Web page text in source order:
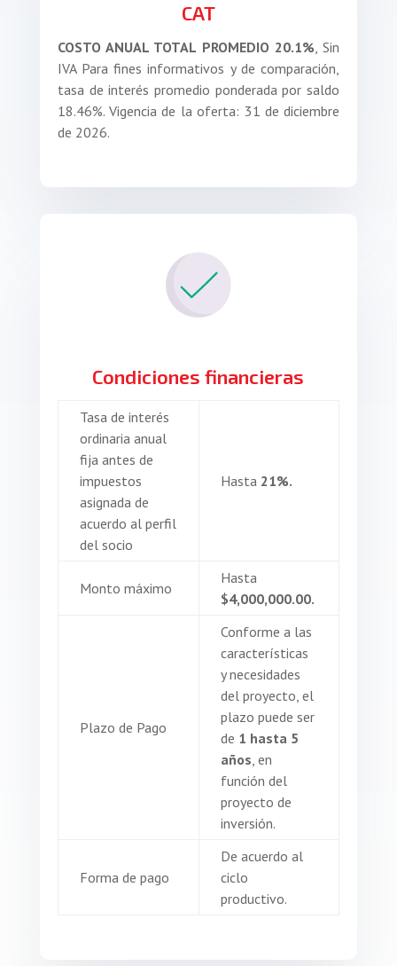
CAT
COSTO ANUAL TOTAL PROMEDIO 20.1%, Sin
IVA Para fines informativos y de comparación,
tasa de interés promedio ponderada por saldo
18.46%. Vigencia de la oferta: 31 de diciembre
de 2026.
Condiciones financieras
Tasa de interés
ordinaria anual
fija antes de
impuestos
asignada de
acuerdo al perfil
del socio
Hasta 21%.
Monto máximo
Hasta
$4,000,000.00.
Plazo de Pago
Conforme a las
características
y necesidades
del proyecto, el
plazo puede ser
de 1 hasta 5
años, en
función del
proyecto de
inversión.
Forma de pago
De acuerdo al
ciclo
productivo.